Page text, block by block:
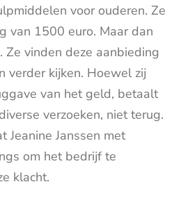
voor ouderen. Ze
van 1500 euro. Maar dan
Ze vinden deze aanbieding
verder kijken. Hoewel zij
van het geld, betaalt
verzoeken, niet terug.
Jeanine Janssen met
om het bedrijf te
klacht.